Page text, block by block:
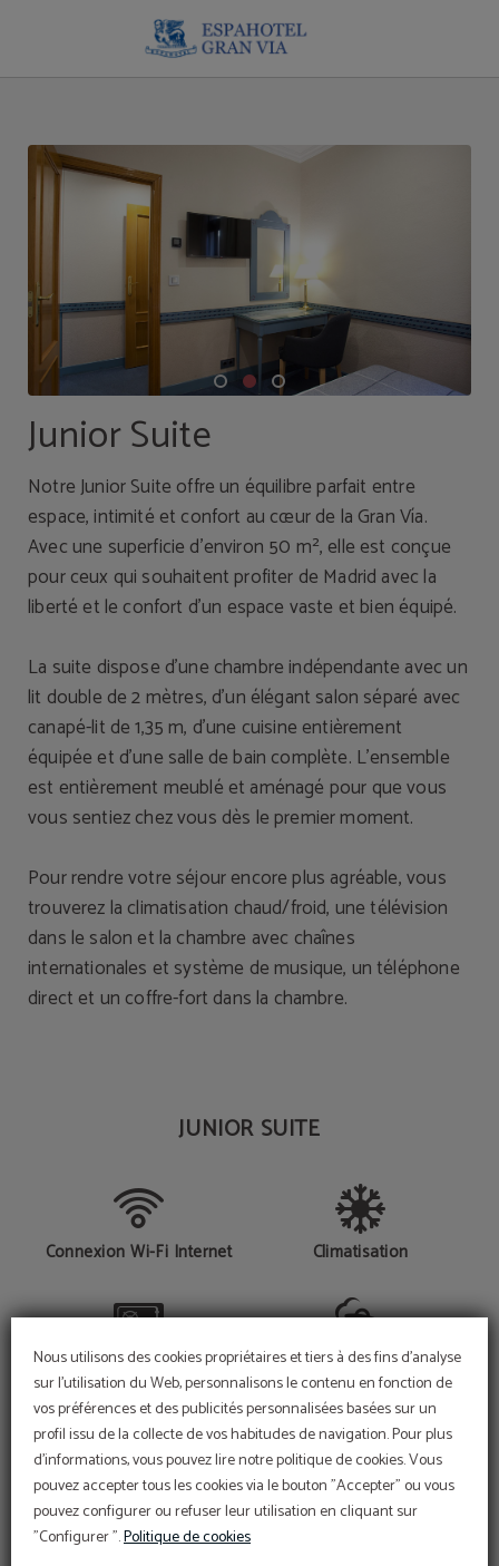
Nous utilisons des cookies propriétaires et tiers à des fins d'analyse
sur l'utilisation du Web, personnalisons le contenu en fonction de
vos préférences et des publicités personnalisées basées sur un
profil issu de la collecte de vos habitudes de navigation. Pour plus
d'informations, vous pouvez lire notre politique de cookies. Vous
pouvez accepter tous les cookies via le bouton "Accepter" ou vous
pouvez configurer ou refuser leur utilisation en cliquant sur
"Configurer ".Politique de cookies
Junior Suite
Notre Junior Suite offre un équilibre parfait entre
espace, intimité et confort au cœur de la Gran Vía.
Avec une superficie d’environ 50 m², elle est conçue
pour ceux qui souhaitent profiter de Madrid avec la
liberté et le confort d’un espace vaste et bien équipé.
La suite dispose d’une chambre indépendante avec un
lit double de 2 mètres, d’un élégant salon séparé avec
canapé-lit de 1,35 m, d’une cuisine entièrement
équipée et d’une salle de bain complète. L’ensemble
est entièrement meublé et aménagé pour que vous
vous sentiez chez vous dès le premier moment.
Pour rendre votre séjour encore plus agréable, vous
trouverez la climatisation chaud/froid, une télévision
dans le salon et la chambre avec chaînes
internationales et système de musique, un téléphone
direct et un coffre-fort dans la chambre.
JUNIOR SUITE
Connexion Wi-Fi Internet Climatisation
Coffre-fort Cuisine
Téléphone TV LCD
MONTRER PLUS